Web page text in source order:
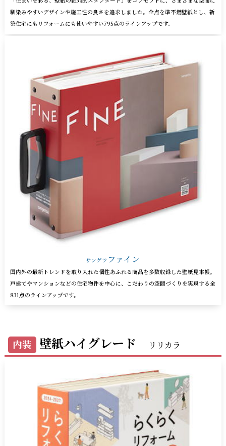
馴染みやすいデザインや施工性の良さを追求しました。全点を準不燃壁紙とし、新
築住宅にもリフォームにも使いやすい795点のラインアップです。
サンゲツ ファイン
国内外の最新トレンドを取り入れた個性あふれる商品を多数収録した壁紙見本帳。
戸建てやマンションなどの住宅物件を中心に、こだわりの空間づくりを実現する全
831点のラインアップです。
内装 壁紙ハイグレード リリカラ